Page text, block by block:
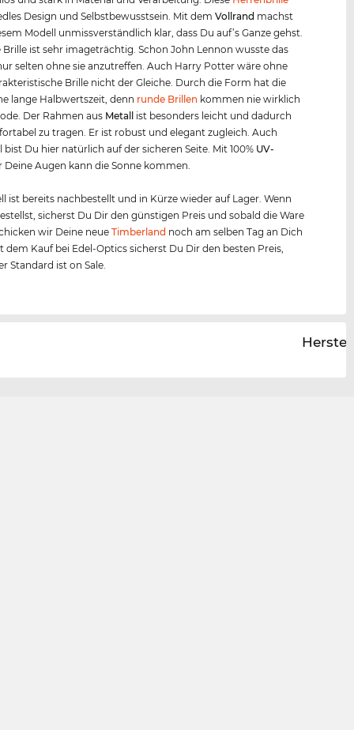
Design und Selbstbewusstsein. Mit demVollrand machst
Modell unmissverständlich klar, dass Du auf’s Ganze gehst.
Brille ist sehr imageträchtig. Schon John Lennon wusste das
selten ohne sie anzutreffen. Auch Harry Potter wäre ohne
Brille nicht der Gleiche. Durch die Form hat die
lange Halbwertszeit, denn runde Brillen kommen nie wirklich
Der Rahmen aus Metall
ist besonders leicht und dadurch
zu tragen. Er ist robust und elegant zugleich. Auch
Du hier natürlich auf der sicheren Seite. Mit 100% UV-
Deine Augen kann die Sonne kommen.
ist bereits nachbestellt und in Kürze wieder auf Lager. Wenn
sicherst Du Dir den günstigen Preis und sobald die Ware
wir Deine neueTimberland noch am selben Tag an Dich
dem Kauf bei Edel-Optics sicherst Du Dir den besten Preis,
Standard ist on Sale.